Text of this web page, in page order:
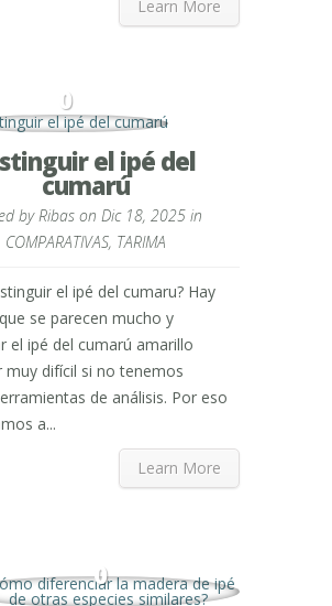
Learn More
0
el ipé del
cumarú
byRibas on Dic 18, 2025 in
COMPARATIVAS, TARIMA
el ipé del cumaru? Hay
se parecen mucho y
el ipé del cumarú amarillo
muy difícil si no tenemos
de análisis. Por eso
a...
Learn More
0